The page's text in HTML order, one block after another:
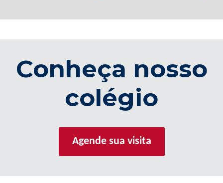
Conheça nosso
colégio
Agende sua visita